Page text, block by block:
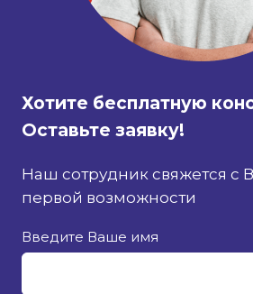
Хотите бесплатную
Оставьте заявку!
Наш сотрудник свяжется с
первой возможности
Введите Ваше имя